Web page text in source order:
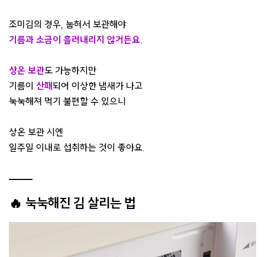
조미김의 경우, 눕혀서 보관해야
기름과 소금이 흘러내리지 않거든요.
상온 보관도 가능하지만
기름이 산패되어 이상한 냄새가 나고
눅눅해져 먹기 불편할 수 있으니
상온 보관 시엔
일주일 이내로 섭취하는 것이 좋아요.
🔥 눅눅해진 김 살리는 법